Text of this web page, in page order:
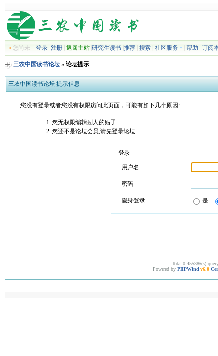
»您尚未 登录 注册| 返回主站| 研究生读书| 推荐| 搜索| 社区服务 帮助 订阅
三农中国读书论坛» 论坛提示
三农中国读书论坛 提示信息
您没有登录或者您没有权限访问此页面，可能有如下几个原因:
您无权限编辑别人的贴子
您还不是论坛会员,请先登录论坛
登录
用户名
密码
隐身登录 是
Total 0.455386(s)
Powered by PHPWind v6.0